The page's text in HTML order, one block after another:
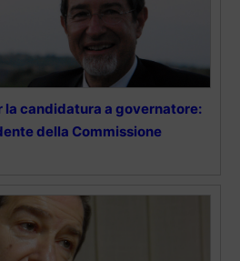
la candidatura a governatore:
della Commissione